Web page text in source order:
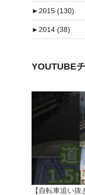
►2015 (130)
►2014 (38)
YOUTUBE
【自転車追い